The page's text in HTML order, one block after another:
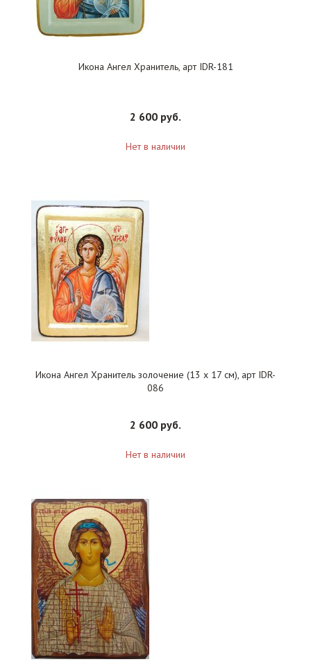
Икона Ангел Хранитель, арт IDR-181
2 600 руб.
Нет в наличии
Икона Ангел Хранитель золочение (13 х 17 см), арт IDR-
086
2 600 руб.
Нет в наличии